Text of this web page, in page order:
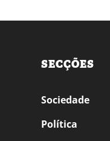
SECÇÕES
Sociedade
Política